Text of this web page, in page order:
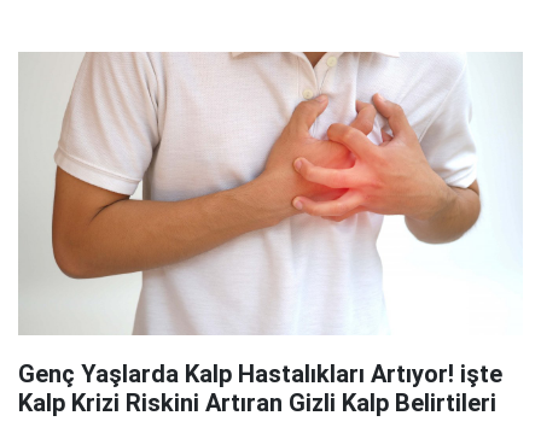
Genç Yaşlarda Kalp Hastalıkları Artıyor! işte
Kalp Krizi Riskini Artıran Gizli Kalp Belirtileri